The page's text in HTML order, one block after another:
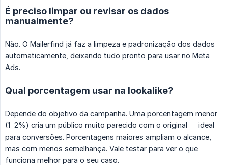
É preciso limpar ou revisar os dados
manualmente?
Não. O Mailerfind já faz a limpeza e padronização dos dados
automaticamente, deixando tudo pronto para usar no Meta
Ads.
Qual porcentagem usar na lookalike?
Depende do objetivo da campanha. Uma porcentagem menor
(1–2%) cria um público muito parecido com o original — ideal
para conversões. Porcentagens maiores ampliam o alcance,
mas com menos semelhança. Vale testar para ver o que
funciona melhor para o seu caso.